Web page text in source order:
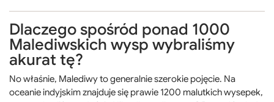
Dlaczego spośród ponad 1000
Malediwskich wysp wybraliśmy
akurat tę?
No właśnie, Malediwy to generalnie szerokie pojęcie. Na
oceanie indyjskim znajduje się prawie 1200 malutkich wysepek,